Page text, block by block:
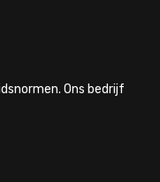
Ons bedrijf